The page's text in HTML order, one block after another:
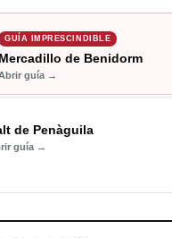
GUÍA IMPRESCINDIBLE
Mercadillo de Benidorm
guía →
de Penàguila
guía →